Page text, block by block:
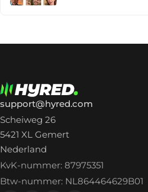
support@hyred.com
Scheiweg 26
5421 XL Gemert
Nederland
KvK-nummer: 87975351
Btw-nummer: NL864464629B01